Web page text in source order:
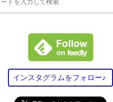
インスタグラムをフォロー♪